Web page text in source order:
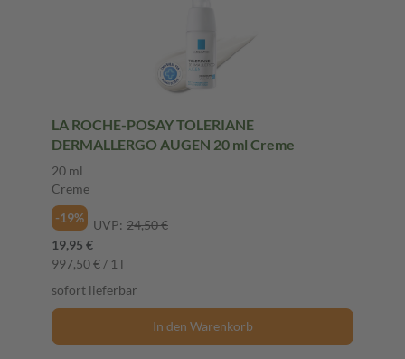
LA ROCHE-POSAY TOLERIANE
DERMALLERGO AUGEN 20 ml Creme
20 ml
Creme
-19%
UVP: 24,50 €
19,95 €
997,50 € / 1 l
sofort lieferbar
In den Warenkorb